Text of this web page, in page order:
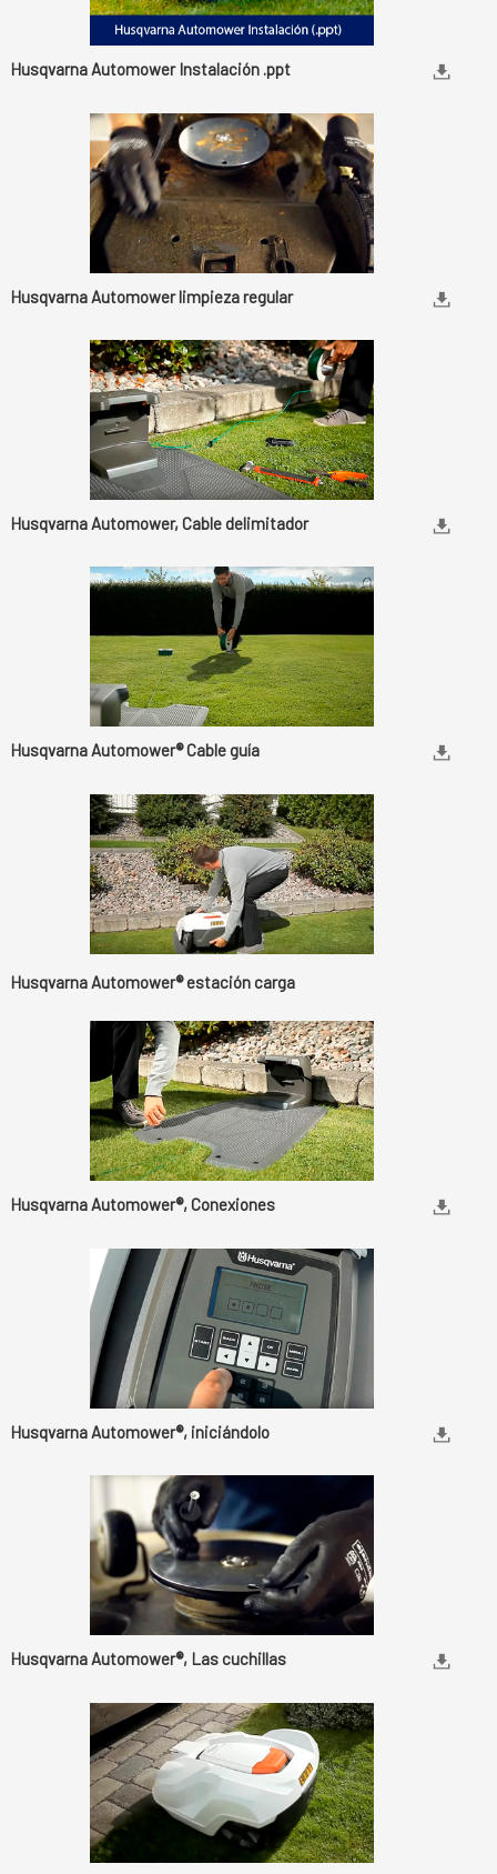
Husqvarna Automower Instalación .ppt
Husqvarna Automower limpieza regular
Husqvarna Automower, Cable delimitador
Husqvarna Automower® Cable guía
Husqvarna Automower® estación carga
Husqvarna Automower®, Conexiones
Husqvarna Automower®, iniciándolo
Husqvarna Automower®, Las cuchillas